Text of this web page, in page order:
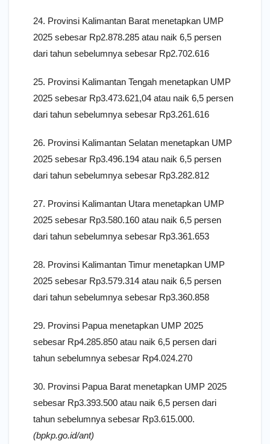
24. Provinsi Kalimantan Barat menetapkan UMP
2025 sebesar Rp2.878.285 atau naik 6,5 persen
dari tahun sebelumnya sebesar Rp2.702.616
25. Provinsi Kalimantan Tengah menetapkan UMP
2025 sebesar Rp3.473.621,04 atau naik 6,5 persen
dari tahun sebelumnya sebesar Rp3.261.616
26. Provinsi Kalimantan Selatan menetapkan UMP
2025 sebesar Rp3.496.194 atau naik 6,5 persen
dari tahun sebelumnya sebesar Rp3.282.812
27. Provinsi Kalimantan Utara menetapkan UMP
2025 sebesar Rp3.580.160 atau naik 6,5 persen
dari tahun sebelumnya sebesar Rp3.361.653
28. Provinsi Kalimantan Timur menetapkan UMP
2025 sebesar Rp3.579.314 atau naik 6,5 persen
dari tahun sebelumnya sebesar Rp3.360.858
29. Provinsi Papua menetapkan UMP 2025
sebesar Rp4.285.850 atau naik 6,5 persen dari
tahun sebelumnya sebesar Rp4.024.270
30. Provinsi Papua Barat menetapkan UMP 2025
sebesar Rp3.393.500 atau naik 6,5 persen dari
tahun sebelumnya sebesar Rp3.615.000.
(bpkp.go.id/ant)